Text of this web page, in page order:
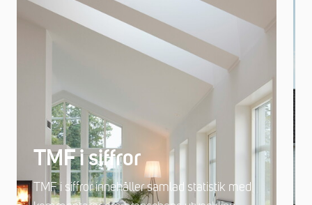
TMF i siffror
TMF i siffror innehåller samlad statistik med